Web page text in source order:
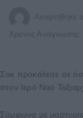
Αναρτήθηκε
Χρόνος Ανάγνωσης:
Σοκ προκάλεσε σε
στον Ιερό Ναό
Σύμφωνα με